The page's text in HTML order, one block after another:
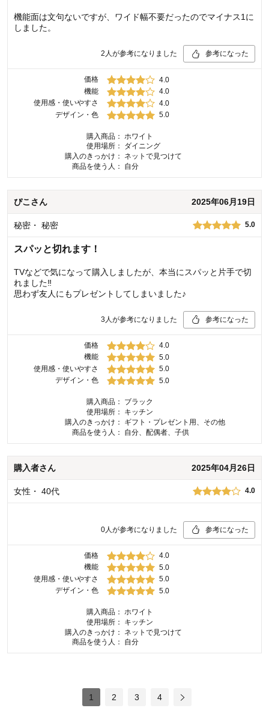
機能面は文句ないですが、ワイド幅不要だったのでマイナス1に
しました。
2 人が参考になりました 参考になった
価格
4.0
機能
4.0
使用感・使いやすさ
4.0
デザイン・色
5.0
購入商品：
ホワイト
使用場所：
ダイニング
購入のきっかけ：
ネットで見つけて
商品を使う人：
自分
ぴこ さん 2025年06月19日
秘密 ・ 秘密 5.0
スパッと切れます！
TVなどで気になって購入しましたが、本当にスパッと片手で切
れました‼︎
思わず友人にもプレゼントしてしまいました♪
3 人が参考になりました 参考になった
価格
4.0
機能
5.0
使用感・使いやすさ
5.0
デザイン・色
5.0
購入商品：
ブラック
使用場所：
キッチン
購入のきっかけ：
ギフト・プレゼント用、その他
商品を使う人：
自分、配偶者、子供
購入者さん 2025年04月26日
女性 ・ 40代 4.0
0人が参考になりました 参考になった
価格
4.0
機能
5.0
使用感・使いやすさ
5.0
デザイン・色
5.0
購入商品： ホワイト
使用場所：
キッチン
購入のきっかけ：
ネットで見つけて
商品を使う人：
自分
1 2 3 4